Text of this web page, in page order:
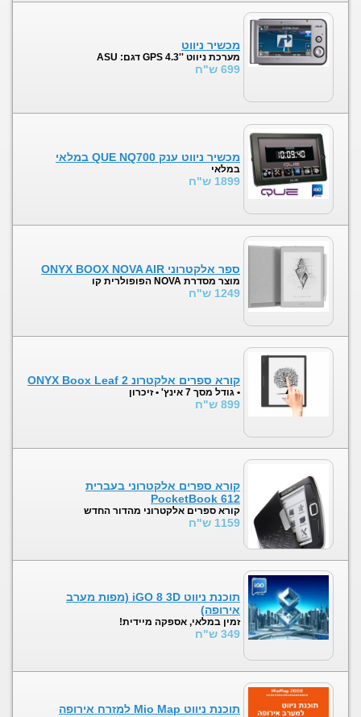
מכשיר ניווט
מערכת ניווט ''4.3 GPS דגם: ASU
699 ש"ח
מכשיר ניווט ענק QUE NQ700 במלאי
במלאי
1899 ש"ח
ספר אלקטרוני ONYX BOOX NOVA AIR
מוצר מסדרת NOVA הפופולרית קו
1249 ש"ח
קורא ספרים אלקטרונ ONYX Boox Leaf 2
• גודל מסך 7 אינץ' • זיכרון
899 ש"ח
קורא ספרים אלקטרוני בעברית
PocketBook 612
קורא ספרים אלקטרוני מהדור החדש
1159 ש"ח
תוכנת ניווט iGO 8 3D (מפות מערב
אירופה)
זמין במלאי, אספקה מיידית!
349 ש"ח
תוכנת ניווט Mio Map למזרח אירופה